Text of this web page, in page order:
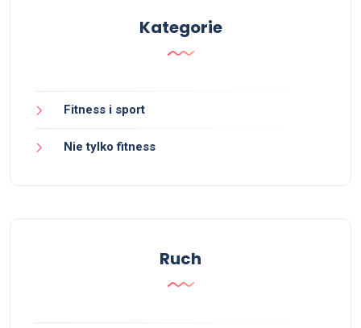
Kategorie
Fitness i sport
Nie tylko fitness
Ruch